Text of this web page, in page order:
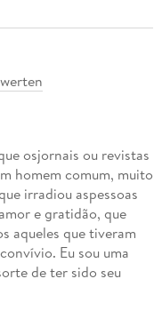
osjornais ou revistas
homem comum, muito
irradiou aspessoas
e gratidão, que
aqueles que tiveram
Eu sou uma
de ter sido seu